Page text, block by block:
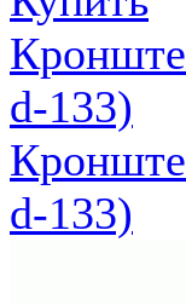
d-133)
d-133)